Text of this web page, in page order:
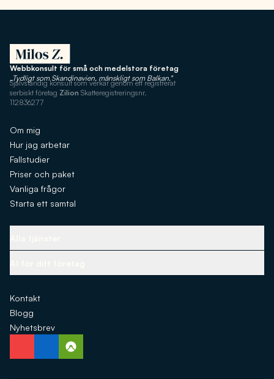
Webbkonsult för små och medelstora företag
„Tydligt som Skandinavien, mänskligt som Balkan."
Självständig konsult som verkar genom ett registrerat
serbiskt företag Zilion Skatteregistreringsnr.
112836277
Om mig
Hur jag arbetar
Fallstudier
Priser och paket
Vanliga frågor
Starta ett samtal
Att välja rätt teknik
Kommunikation och konvertering
Automatisering av innehåll
AI-verktyg
AI-integrationer
Kontakt
Blogg
Nyhetsbrev